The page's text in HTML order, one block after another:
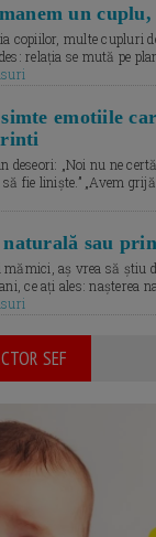
un
copiilor, multe cupluri
relația se mută pe
emotiile
deseori: „Noi nu ne
fie liniște.” „Avem
naturală sau
mămici, aș vrea să știu
ce ați ales: nașterea
SEF